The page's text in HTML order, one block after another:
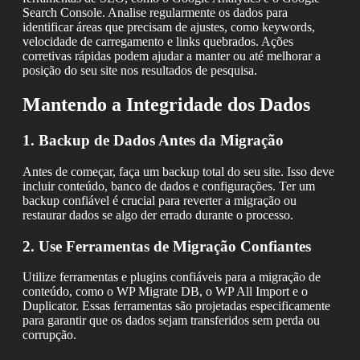
Search Console. Analise regularmente os dados para
identificar áreas que precisam de ajustes, como keywords,
velocidade de carregamento e links quebrados. Ações
corretivas rápidas podem ajudar a manter ou até melhorar a
posição do seu site nos resultados de pesquisa.
Mantendo a Integridade dos Dados
1. Backup de Dados Antes da Migração
Antes de começar, faça um backup total do seu site. Isso deve
incluir conteúdo, banco de dados e configurações. Ter um
backup confiável é crucial para reverter a migração ou
restaurar dados se algo der errado durante o processo.
2. Use Ferramentas de Migração Confiantes
Utilize ferramentas e plugins confiáveis para a migração de
conteúdo, como o WP Migrate DB, o WP All Import e o
Duplicator. Essas ferramentas são projetadas especificamente
para garantir que os dados sejam transferidos sem perda ou
corrupção.